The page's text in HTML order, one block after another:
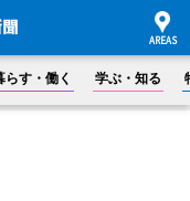
らす・働く 学ぶ・知る